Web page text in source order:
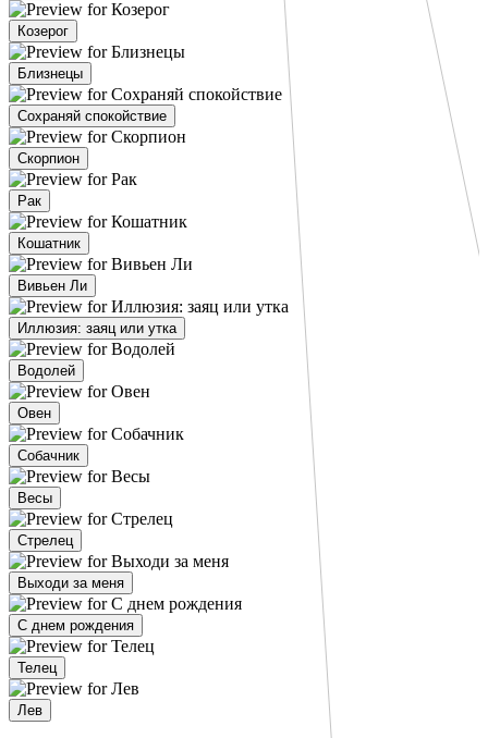
Козерог
Близнецы
Сохраняй спокойствие
Скорпион
Рак
Кошатник
Вивьен Ли
Иллюзия: заяц или утка
Водолей
Овен
Собачник
Весы
Стрелец
Выходи за меня
С днем рождения
Телец
Лев